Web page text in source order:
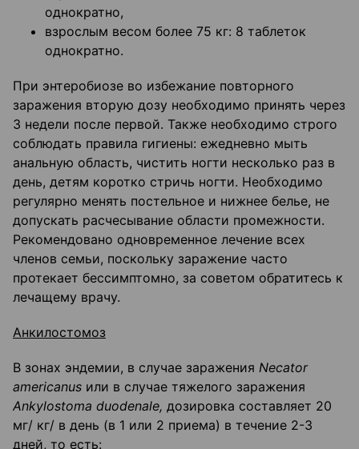
однократно,
взрослым весом более 75 кг: 8 таблеток
однократно.
При энтеробиозе во избежание повторного
заражения вторую дозу необходимо принять через
3 недели после первой. Также необходимо строго
соблюдать правила гигиены: ежедневно мыть
анальную область, чистить ногти несколько раз в
день, детям коротко стричь ногти. Необходимо
регулярно менять постельное и нижнее белье, не
допускать расчесывание области промежности.
Рекомендовано одновременное лечение всех
членов семьи, поскольку заражение часто
протекает бессимптомно, за советом обратитесь к
лечащему врачу.
Анкилостомоз
В зонах эндемии, в случае заражения Necator
americanus или в случае тяжелого заражения
Ankylostoma duodenale, дозировка составляет 20
мг/ кг/ в день (в 1 или 2 приема) в течение 2-3
дней, то есть: